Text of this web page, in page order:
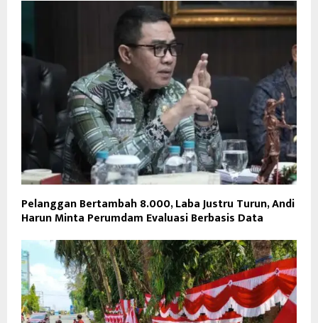
Pelanggan Bertambah 8.000, Laba Justru Turun, Andi
Harun Minta Perumdam Evaluasi Berbasis Data